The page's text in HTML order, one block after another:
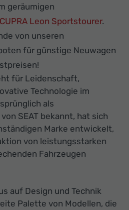
geräumigen
CUPRA Leon Sportstourer.
von unseren
für günstige Neuwagen
für Leidenschaft,
Technologie im
als
SEAT bekannt, hat sich
Marke entwickelt,
von leistungsstarken
Fahrzeugen
auf Design und Technik
Palette von Modellen, die